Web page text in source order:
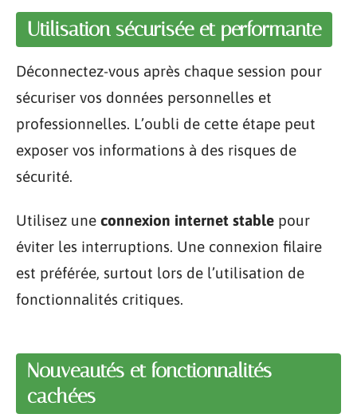
Utilisation sécurisée et performante
Déconnectez-vous après chaque session pour
sécuriser vos données personnelles et
professionnelles. L’oubli de cette étape peut
exposer vos informations à des risques de
sécurité.
Utilisez une connexion internet stable pour
éviter les interruptions. Une connexion filaire
est préférée, surtout lors de l’utilisation de
fonctionnalités critiques.
Nouveautés et fonctionnalités
cachées